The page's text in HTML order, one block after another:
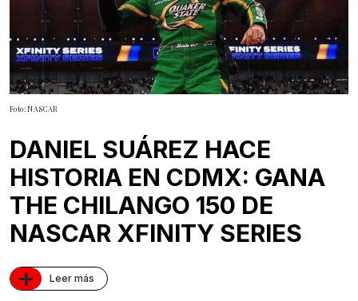
Foto: NASCAR
DANIEL SUÁREZ HACE
HISTORIA EN CDMX: GANA
THE CHILANGO 150 DE
NASCAR XFINITY SERIES
+ Leer más